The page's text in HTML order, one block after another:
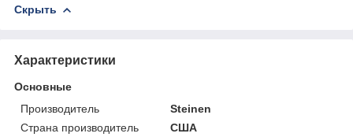
Скрыть
Характеристики
Основные
Производитель
Steinen
Страна производитель
США